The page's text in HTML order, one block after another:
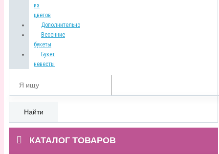
из
цветов
Дополнительно
Весенние
букеты
Букет
невесты
Найти
КАТАЛОГ ТОВАРОВ